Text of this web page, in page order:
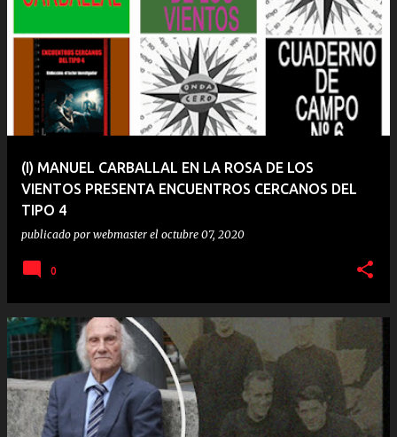
(I) MANUEL CARBALLAL EN LA ROSA DE LOS
VIENTOS PRESENTA ENCUENTROS CERCANOS DEL
TIPO 4
publicado por webmaster el octubre 07, 2020
0